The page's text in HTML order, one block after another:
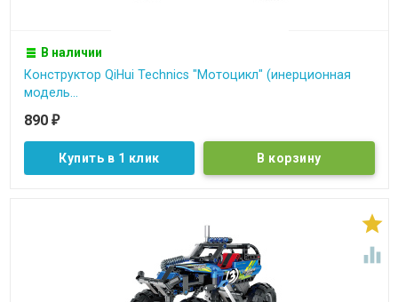
В наличии
Конструктор QiHui Technics "Мотоцикл" (инерционная
модель...
890 ₽
Купить в 1 клик

